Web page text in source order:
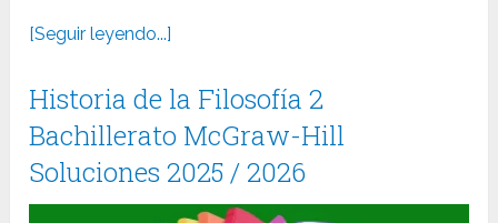
[Seguir leyendo...]
Historia de la Filosofía 2
Bachillerato McGraw-Hill
Soluciones 2025 / 2026